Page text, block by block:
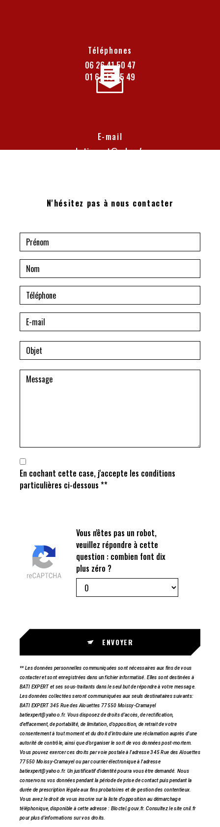
Téléphones
06 26 41 50 47
01 64 13 05 49
E-mail
batiexpert@yahoo.fr
N'hésitez pas à nous contacter
En cochant cette case, j'accepte les conditions
particulières ci-dessous **
Vous n'êtes pas un robot,
veuillez répondre à cette
question : combien font dix
plus zéro ?
ENVOYER
** Les données personnelles communiquées sont nécessaires aux fins de vous
contacter et sont enregistrées dans un fichier informatisé. Elles sont destinées à
BATI EXPERT et ses sous-traitants dans le seul but de répondre à votre message.
Les données collectées seront communiquées aux seuls destinataires suivants:
BATI EXPERT 345 Rue des Alouettes 77550 Moissy-Cramayel
batiexpert@yahoo.fr. Vous disposez de droits d’accès, de rectification,
d’effacement, de portabilité, de limitation, d’opposition, de retrait de votre
consentement à tout moment et du droit d’introduire une réclamation auprès d’une
autorité de contrôle, ainsi que d’organiser le sort de vos données post-mortem.
Vous pouvez exercer ces droits par voie postale à l'adresse 345 Rue des Alouettes
77550 Moissy-Cramayel ou par courrier électronique à l'adresse
batiexpert@yahoo.fr. Un justificatif d'identité pourra vous être demandé. Nous
conservons vos données pendant la période de prise de contact puis pendant la
durée de prescription légale aux fins probatoires et de gestion des contentieux.
Vous avez le droit de vous inscrire sur la liste d'opposition au démarchage
téléphonique, disponible à cette adresse : Bloctel.gouv.fr. Consultez le site cnil.fr
pour plus d’informations sur vos droits.